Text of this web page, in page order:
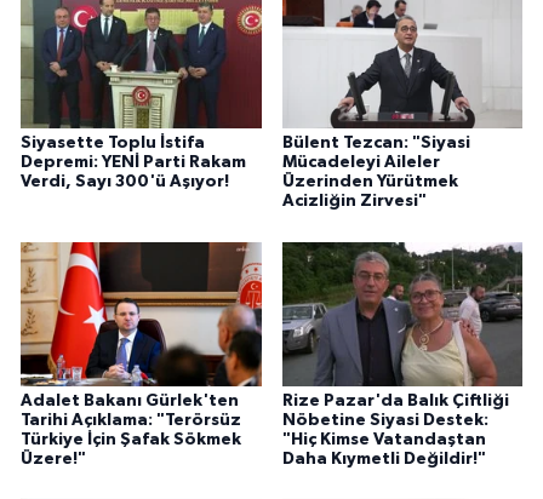
Siyasette Toplu İstifa
Depremi: YENİ Parti Rakam
Verdi, Sayı 300'ü Aşıyor!
Bülent Tezcan: "Siyasi
Mücadeleyi Aileler
Üzerinden Yürütmek
Acizliğin Zirvesi"
Adalet Bakanı Gürlek'ten
Tarihi Açıklama: "Terörsüz
Türkiye İçin Şafak Sökmek
Üzere!"
Rize Pazar'da Balık Çiftliği
Nöbetine Siyasi Destek:
"Hiç Kimse Vatandaştan
Daha Kıymetli Değildir!"